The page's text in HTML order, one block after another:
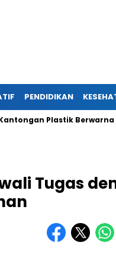
PENDIDIKAN
Plastik Berwarna Kuning
Tugas